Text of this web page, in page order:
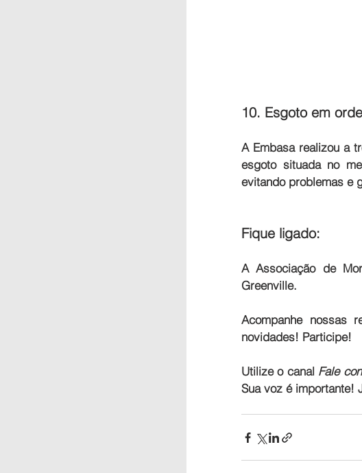
10. Esgoto em
A Embasa realizou a
esgoto situada no
evitando problemas e
Fique ligado:
A Associação de
Greenville.
Acompanhe
novidades! Participe!
Utilize o canal Fale
Sua voz é importante!